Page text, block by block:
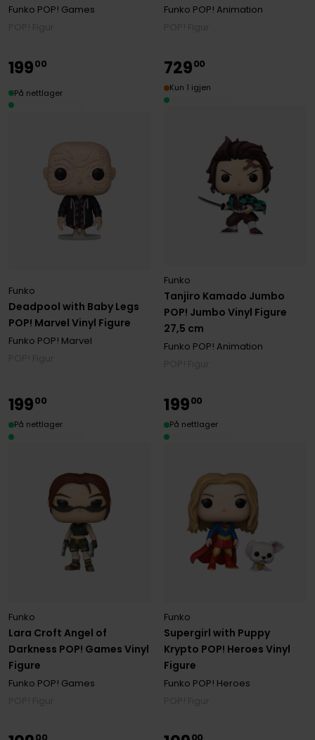
Funko POP! Games
Funko POP! Animation
Deadpool with Baby Legs
POP! Marvel Vinyl Figure
Funko
Funko POP! Marvel
19900
På nettlager
Tanjiro Kamado Jumbo
POP! Jumbo Vinyl Figure
27,5 cm
Funko
Funko POP! Animation
72900
Kun 1 igjen
Lara Croft Angel of
Darkness POP! Games Vinyl
Figure
Funko
Funko POP! Games
19900
På nettlager
Supergirl with Puppy
Krypto POP! Heroes Vinyl
Figure
Funko
Funko POP! Heroes
19900
På nettlager